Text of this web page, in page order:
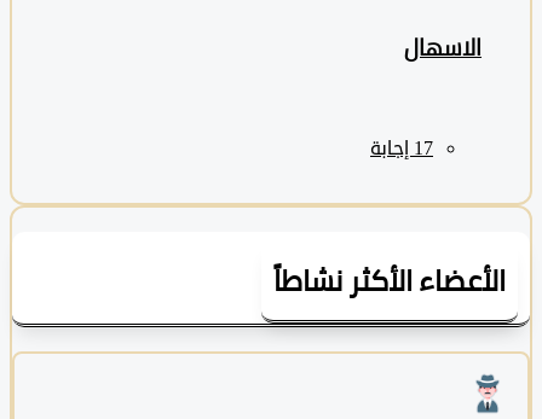
الاسهال
الأكثر نشاطاً